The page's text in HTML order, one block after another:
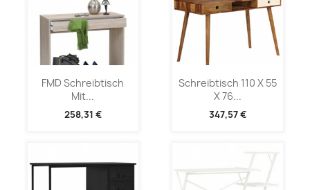
FMD Schreibtisch
Mit...
258,31 €
Schreibtisch 110 X 55
X 76...
347,57 €